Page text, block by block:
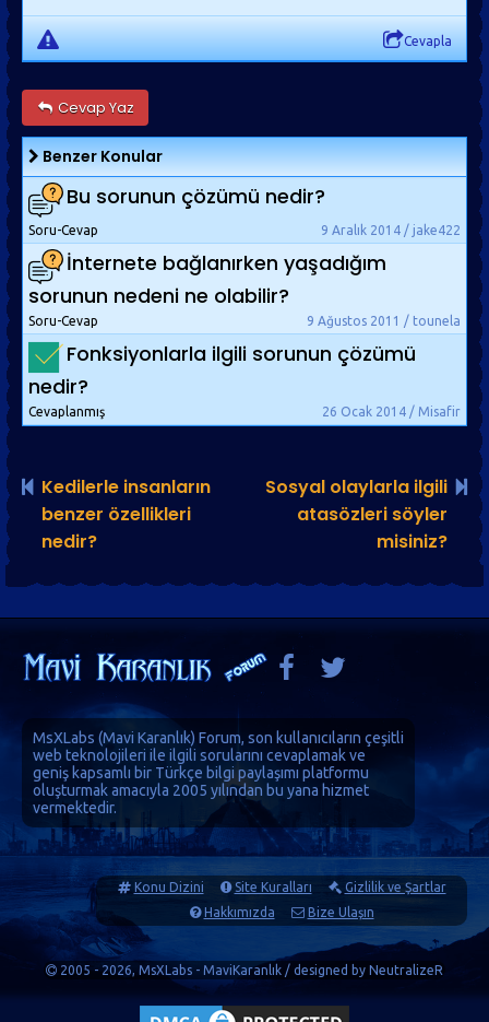
Cevapla
Cevap Yaz
Benzer Konular
Bu sorunun çözümü nedir?
9 Aralık 2014 / jake422
Soru-Cevap
İnternete bağlanırken yaşadığım
sorunun nedeni ne olabilir?
9 Ağustos 2011 / tounela
Soru-Cevap
Fonksiyonlarla ilgili sorunun çözümü
nedir?
26 Ocak 2014 / Misafir
Cevaplanmış
Kedilerle insanların
benzer özellikleri
nedir?
Sosyal olaylarla ilgili
atasözleri söyler
misiniz?
MsXLabs (Mavi Karanlık) Forum, son kullanıcıların çeşitli
web teknolojileri ile ilgili sorularını cevaplamak ve
geniş kapsamlı bir Türkçe bilgi paylaşımı platformu
oluşturmak amacıyla 2005 yılından bu yana hizmet
vermektedir.
Konu Dizini Site Kuralları
Gizlilik ve Şartlar
Hakkımızda
Bize Ulaşın
2005 - 2026, MsXLabs - MaviKaranlık / designed by NeutralizeR